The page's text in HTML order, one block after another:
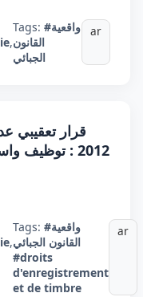
,
Tags: #واقعية
القانون
الجبائي
ar
2012 :
,
Tags: #واقعية
القانون الجبائي
#droits
d'enregistrement
et de timbre
ar